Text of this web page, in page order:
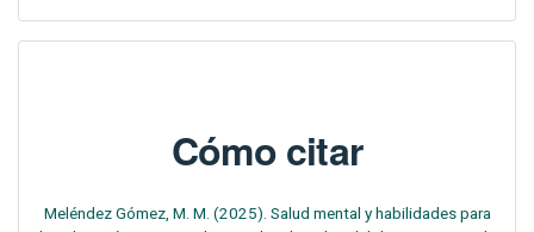
Cómo citar
Meléndez Gómez, M. M. (2025). Salud mental y habilidades para